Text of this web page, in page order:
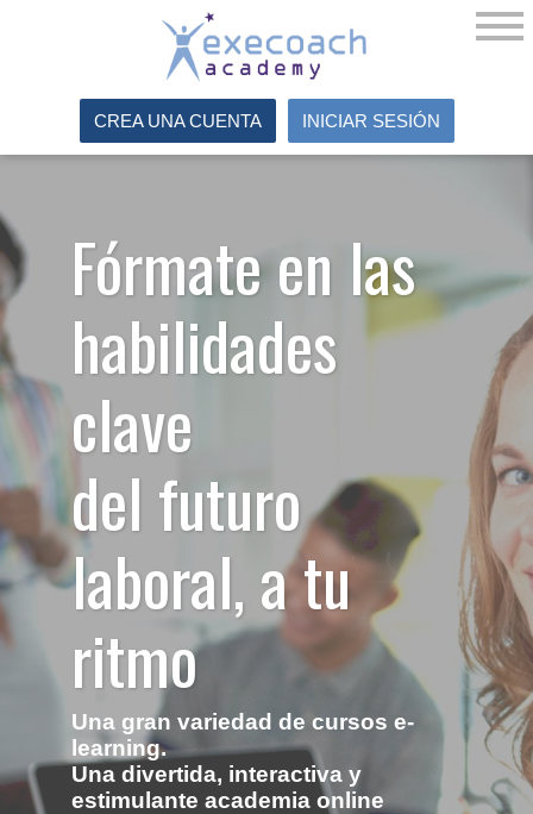
CREA UNA CUENTA INICIAR SESIÓN
Fórmate en las
habilidades
clave
del futuro
laboral, a tu
ritmo
Una gran variedad de cursos e-
learning.
Una divertida, interactiva y
estimulante academia online